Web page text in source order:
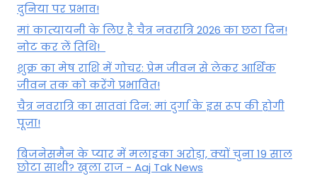
दुनिया पर प्रभाव!
मां कात्‍यायनी के लिए है चैत्र नवरात्रि 2026 का छठा दिन!
नोट कर लें तिथि!
शुक्र का मेष राशि में गोचर: प्रेम जीवन से लेकर आर्थिक
जीवन तक को करेंगे प्रभावित!
चैत्र नवरात्रि का सातवां दिन: मां दुर्गा के इस रूप की होगी
पूजा!
बिजनेसमैन के प्यार में मलाइका अरोड़ा, क्यों चुना 19 साल
छोटा साथी? खुला राज - Aaj Tak News